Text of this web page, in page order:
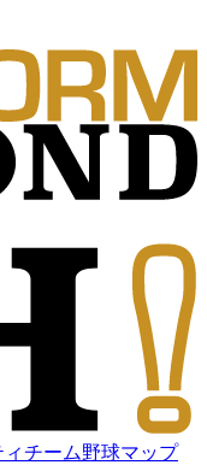
チーム野球マップ